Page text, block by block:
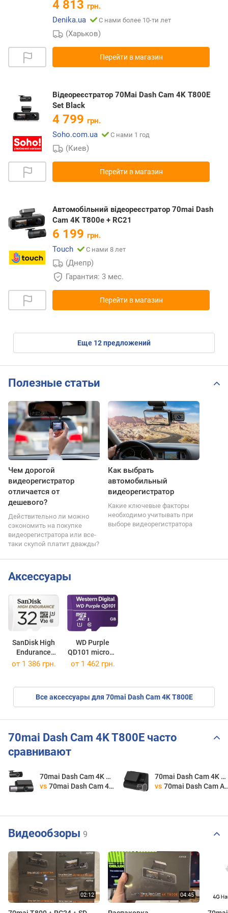
4 813 грн.
Denika.ua
С нами более 10-ти лет
(Харьков)
Перейти в магазин
Відеореєстратор 70Mai Dash Cam 4K T800E
Set Black
4 799 грн.
Soho.com.ua
С нами 1 год
(Киев)
Перейти в магазин
Автомобільний відеореєстратор 70mai Dash
Cam 4K T800e + RC21
6 199 грн.
Touch
С нами 8 лет
(Днепр)
Гарантия: 3 мес.
Перейти в магазин
eще 12предложений
Полезные статьи
Чем дорогой
видеорегистратор
отличается от
дешевого?
Действительно ли можно
сэкономить на покупке
видеорегистратора или все-
таки скупой платит дважды?
Как выбрать
автомобильный
видеорегистратор
Какие ключевые факторы
необходимо учитывать при
выборе видеорегистратора
Аксессуары
SanDisk High
Endurance
microSD U3
WD Purple
QD101 microSD
microSDXC 64Gb
от 1 386 грн. от 1 462 грн.
Все аксессуары для 70mai Dash Cam 4K T800E
70mai Dash Cam 4K T800E часто
сравнивают
70mai Dash Cam 4K T800E
vs 70mai Dash Cam 4K T800
70mai Dash Cam 4K T800E
vs 70mai Dash Cam A800SE 4K
Видеообзоры 9